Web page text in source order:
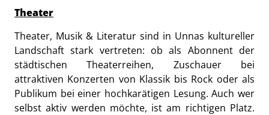
Anmelden
Beschreibung
Theater
Theater, Musik & Literatur sind in Unnas kultureller
Landschaft stark vertreten: ob als Abonnent der
städtischen Theaterreihen, Zuschauer bei
attraktiven Konzerten von Klassik bis Rock oder als
Publikum bei einer hochkarätigen Lesung. Auch wer
selbst aktiv werden möchte, ist am richtigen Platz.